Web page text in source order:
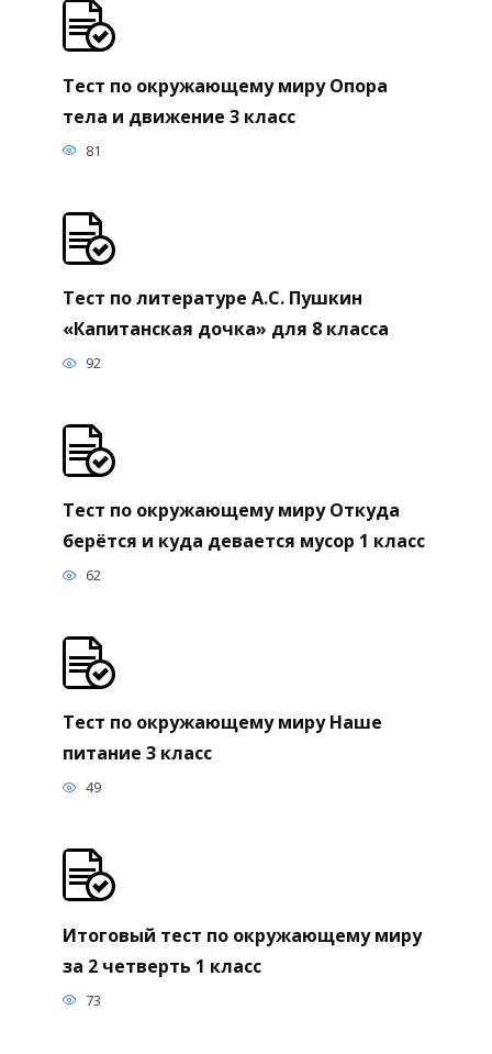
Тест по окружающему миру Опора
тела и движение 3 класс
81
Тест по литературе А.С. Пушкин
«Капитанская дочка» для 8 класса
92
Тест по окружающему миру Откуда
берётся и куда девается мусор 1 класс
62
Тест по окружающему миру Наше
питание 3 класс
49
Итоговый тест по окружающему миру
за 2 четверть 1 класс
73